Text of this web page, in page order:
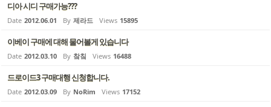
디아 시디 구매가능???
Date 2012.06.01 By 제라드 Views 15895
이베이 구매에 대해 물어볼게 있습니다
Date 2012.03.10 By 챀칰 Views 16488
드로이드3 구매대행 신청합니다.
Date 2012.03.09 By NoRim Views 17152